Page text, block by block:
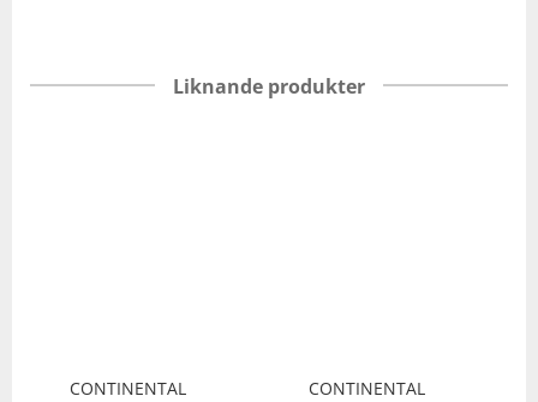
Liknande produkter
CONTINENTAL
CONTINENTAL